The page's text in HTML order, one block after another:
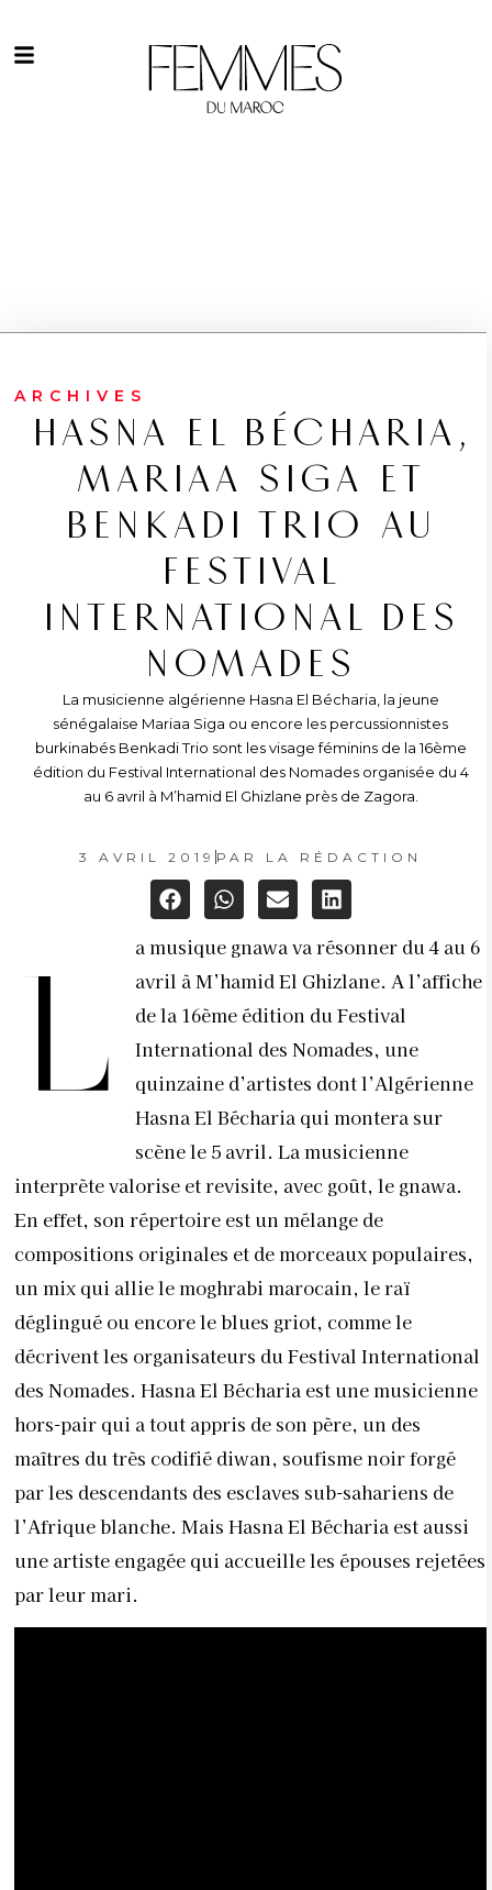
ARCHIVES
HASNA EL BÉCHARIA,
MARIAA SIGA ET
BENKADI TRIO AU
FESTIVAL
INTERNATIONAL DES
NOMADES
La musicienne algérienne Hasna El Bécharia, la jeune
sénégalaise Mariaa Siga ou encore les percussionnistes
burkinabés Benkadi Trio sont les visage féminins de la 16ème
édition du Festival International des Nomades organisée du 4
au 6 avril à M’hamid El Ghizlane près de Zagora.
3 AVRIL 2019 PAR LA RÉDACTION
L
a musique gnawa va résonner du 4 au 6
avril à M’hamid El Ghizlane. A l’affiche
de la 16ème édition du Festival
International des Nomades, une
quinzaine d’artistes dont l’Algérienne
Hasna El Bécharia qui montera sur
scène le 5 avril. La musicienne
interprète valorise et revisite, avec goût, le gnawa.
En effet, son répertoire est un mélange de
compositions originales et de morceaux populaires,
un mix qui allie le moghrabi marocain, le raï
déglingué ou encore le blues griot, comme le
décrivent les organisateurs duFestival International
des Nomades. Hasna El Bécharia est une musicienne
hors-pair qui a tout appris de son père, un des
maîtres du très codifié diwan, soufisme noir forgé
par les descendants des esclaves sub-sahariens de
l’Afrique blanche. Mais Hasna El Bécharia est aussi
une artiste engagée qui accueille les épouses rejetées
par leur mari.